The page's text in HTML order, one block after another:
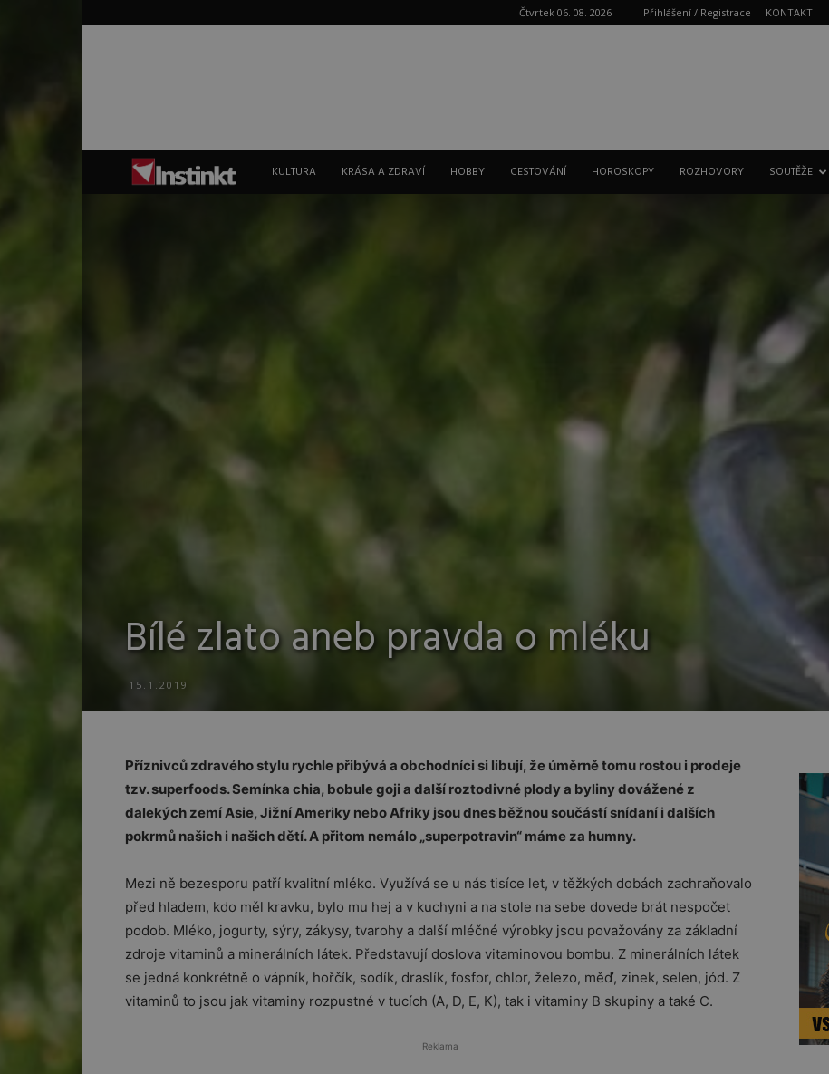
Čtvrtek 06. 08. 2026 Přihlášení / Registrace KONTAKT
Instinkt
KULTURA KRÁSA A ZDRAVÍ HOBBY CESTOVÁNÍ HOROSKOPY ROZHOVORY SOUTĚŽE
Bílé zlato aneb pravda o mléku
15.1.2019
Příznivců zdravého stylu rychle přibývá a obchodníci si libují, že úměrně tomu rostou i prodeje
tzv. superfoods. Semínka chia, bobule goji a další roztodivné plody a byliny dovážené z
dalekých zemí Asie, Jižní Ameriky nebo Afriky jsou dnes běžnou součástí snídaní i dalších
pokrmů našich i našich dětí. A přitom nemálo „superpotravin“ máme za humny.
Mezi ně bezesporu patří kvalitní mléko. Využívá se u nás tisíce let, v těžkých dobách zachraňovalo
před hladem, kdo měl kravku, bylo mu hej a v kuchyni a na stole na sebe dovede brát nespočet
podob. Mléko, jogurty, sýry, zákysy, tvarohy a další mléčné výrobky jsou považovány za základní
zdroje vitaminů a minerálních látek. Představují doslova vitaminovou bombu. Z minerálních látek
se jedná konkrétně o vápník, hořčík, sodík, draslík, fosfor, chlor, železo, měď, zinek, selen, jód. Z
vitaminů to jsou jak vitaminy rozpustné v tucích (A, D, E, K), tak i vitaminy B skupiny a také C.
Reklama